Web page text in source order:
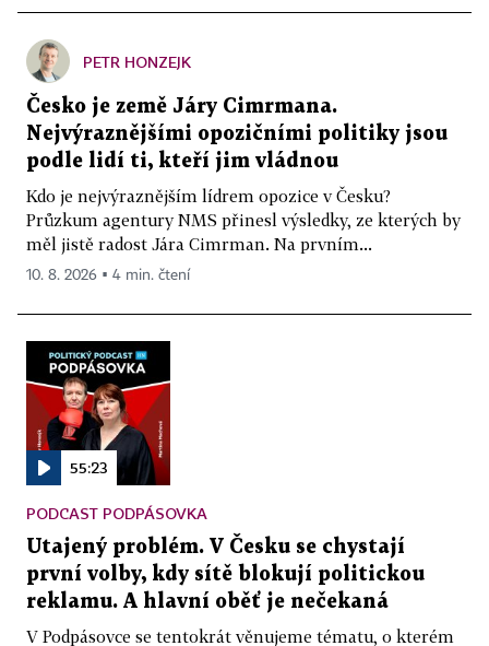
PETR HONZEJK
Česko je země Járy Cimrmana.
Nejvýraznějšími opozičními politiky jsou
podle lidí ti, kteří jim vládnou
Kdo je nejvýraznějším lídrem opozice v Česku?
Průzkum agentury NMS přinesl výsledky, ze kterých by
měl jistě radost Jára Cimrman. Na prvním...
10. 8. 2026 ▪ 4 min. čtení
55:23
PODCAST PODPÁSOVKA
Utajený problém. V Česku se chystají
první volby, kdy sítě blokují politickou
reklamu. A hlavní oběť je nečekaná
V Podpásovce se tentokrát věnujeme tématu, o kterém